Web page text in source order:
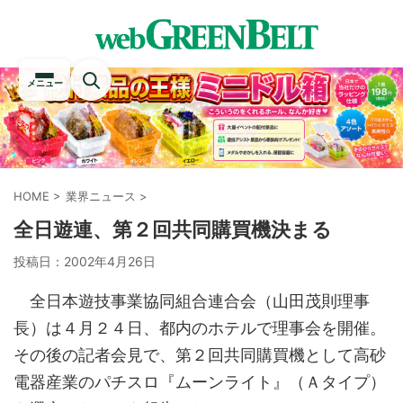
メニュー
HOME > 業界ニュース >
全日遊連、第２回共同購買機決まる
投稿日： 2002年4月26日
全日本遊技事業協同組合連合会（山田茂則理事
長）は４月２４日、都内のホテルで理事会を開催。
その後の記者会見で、第２回共同購買機として高砂
電器産業のパチスロ『ムーンライト』（Ａタイプ）